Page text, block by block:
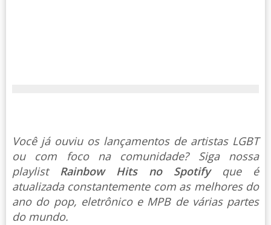
Você já ouviu os lançamentos de artistas LGBT
ou com foco na comunidade? Siga nossa
playlist Rainbow Hits no Spotify que é
atualizada constantemente com as melhores do
ano do pop, eletrônico e MPB de várias partes
do mundo.